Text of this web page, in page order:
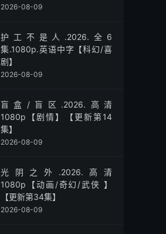
2026-08-09
护工不是人.2026.全6
集.1080p.英语中字【科幻/喜
剧】
2026-08-09
盲盒/盲区.2026.高清
1080p【剧情】【更新第14
集】
2026-08-09
光阴之外.2026.高清
1080p【动画/奇幻/武侠 】
【更新第34集】
2026-08-09